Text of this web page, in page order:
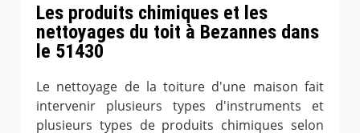
Les produits chimiques et les
nettoyages du toit à Bezannes dans
le 51430
Le nettoyage de la toiture d'une maison fait
intervenir plusieurs types d'instruments et
plusieurs types de produits chimiques selon